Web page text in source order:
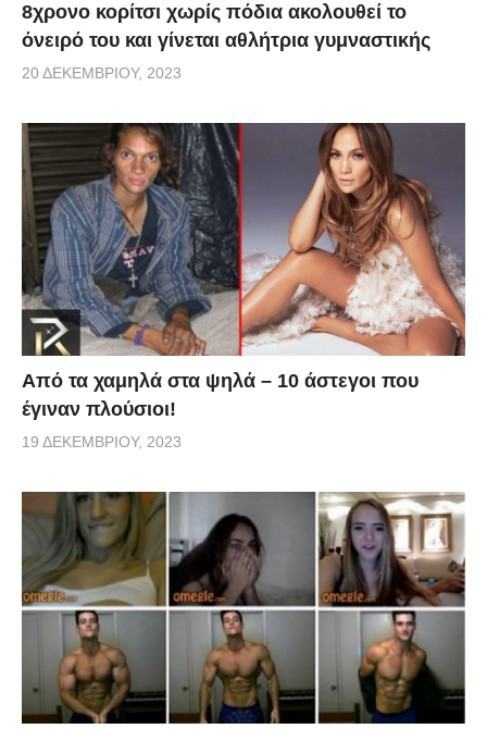
8χρονο κορίτσι χωρίς πόδια ακολουθεί το
όνειρό του και γίνεται αθλήτρια γυμναστικής
20 ΔΕΚΕΜΒΡΊΟΥ, 2023
Από τα χαμηλά στα ψηλά – 10 άστεγοι που
έγιναν πλούσιοι!
19 ΔΕΚΕΜΒΡΊΟΥ, 2023